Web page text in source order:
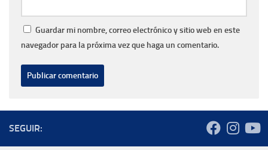
Guardar mi nombre, correo electrónico y sitio web en este
navegador para la próxima vez que haga un comentario.
SEGUIR: